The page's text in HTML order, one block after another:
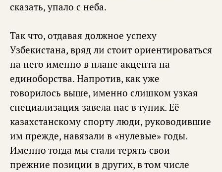
сказать, упало с неба.
Так что, отдавая должное успеху
Узбекистана, вряд ли стоит ориентироваться
на него именно в плане акцента на
единоборства. Напротив, как уже
говорилось выше, именно слишком узкая
специализация завела нас в тупик. Её
казахстанскому спорту люди, руководившие
им прежде, навязали в «нулевые» годы.
Именно тогда мы стали терять свои
прежние позиции в других, в том числе